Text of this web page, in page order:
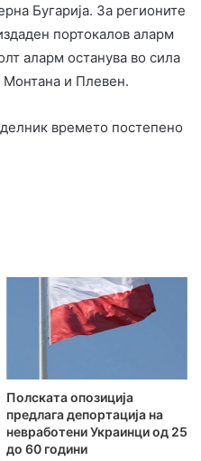
Бугарија. За регионите
портокалов аларм
аларм останува во сила
и Плевен.
времето постепено
Полската опозиција
предлага депортација на
невработени Украинци од 25
до 60 години